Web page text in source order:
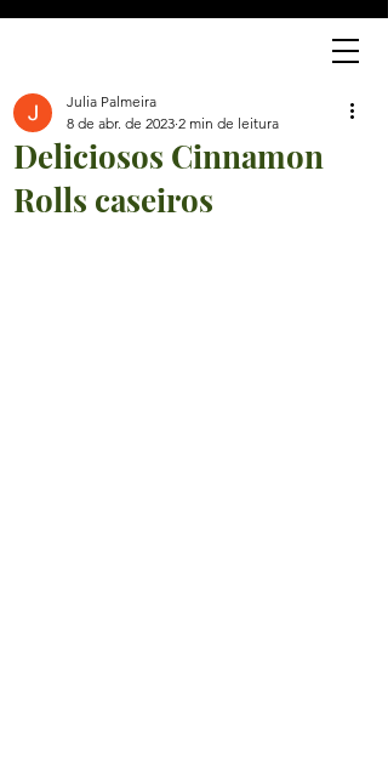
J
Deliciosos Cinnamon
Rolls caseiros
Julia Palmeira
8 de abr. de 2023 2 min de leitura